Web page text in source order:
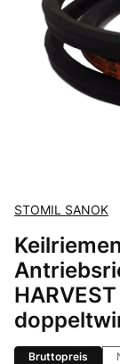
STOMIL SANOK
Bruttopreis